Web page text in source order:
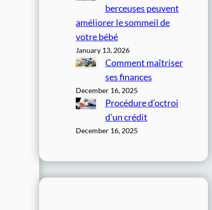
berceuses peuvent
améliorer le sommeil de
votre bébé
January 13, 2026
Comment maîtriser
ses finances
December 16, 2025
Procédure d’octroi
d’un crédit
December 16, 2025